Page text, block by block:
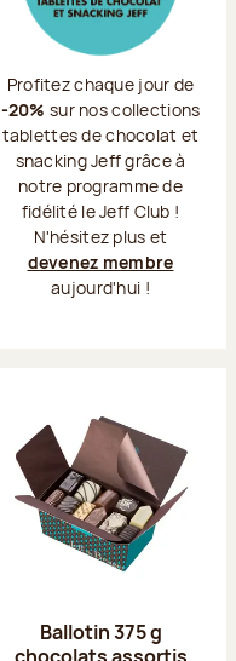
Profitez chaque jour de
-20% sur nos collections
tablettes de chocolat et
snacking Jeff grâce à
notre programme de
fidélité le Jeff Club !
N'hésitez plus et
devenez membre
aujourd'hui !
Ballotin 375 g